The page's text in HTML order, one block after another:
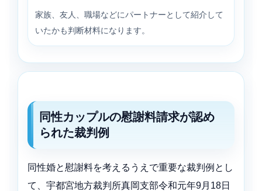
家族、友人、職場などにパートナーとして紹介して
いたかも判断材料になります。
同性カップルの慰謝料請求が認め
られた裁判例
同性婚と慰謝料を考えるうえで重要な裁判例とし
て、宇都宮地方裁判所真岡支部令和元年9月18日